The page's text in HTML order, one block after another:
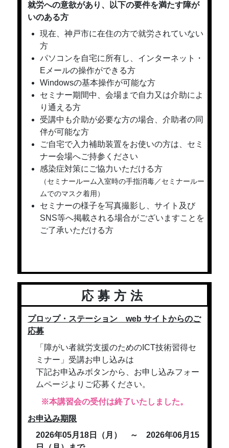
就労への意欲があり、以下の要件を満たす障が
いのある方
現在、神戸市に在住の方で就労されていない
方
パソコンを自宅に所有し、インターネット・
Eメールの操作ができる方
Windowsの基本操作が可能な方
セミナー期間中、会場まで自力又は介助によ
り通える方
受講中も介助が必要な方の場合、介助者の同
伴が可能な方
ご自宅で入力補助装置をお使いの方は、セミ
ナー会場へご持参ください
感染症対策にご協力いただける方
（セミナールーム入室時の手指消毒／セミナールー
ムでのマスク着用）
セミナーの様子を写真撮影し、サイト及び
SNS等へ掲載される場合がございますことを
ご了承いただける方
応募方法
プロップ・ステーション web サイトからのご
応募
「障がい者就労支援のためのICT技術習得セ
ミナー」受講お申し込みは
下記お申込みボタンから、お申し込みフォー
ムページよりご応募ください。
※本講習会の受付は終了いたしました。
お申込み期限
2026年05月18日（月） ～ 2026年06月15